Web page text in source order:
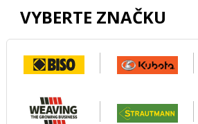
VYBERTE ZNAČKU